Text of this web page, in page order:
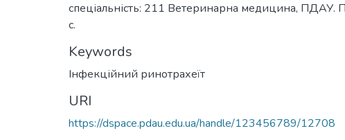
спеціальність: 211 Ветеринарна медицина, ПДАУ.
с.
Keywords
Інфекційний ринотрахеїт
URI
https://dspace.pdau.edu.ua/handle/123456789/12708